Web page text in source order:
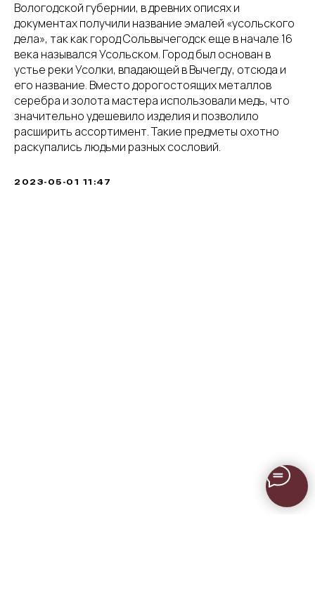
Вологодской губернии, в древних описях и
документах получили название эмалей «усольского
дела», так как город Сольвычегодск еще в начале 16
века назывался Усольском. Город был основан в
устье реки Усолки, впадающей в Вычегду, отсюда и
его название. Вместо дорогостоящих металлов
серебра и золота мастера использовали медь, что
значительно удешевило изделия и позволило
расширить ассортимент. Такие предметы охотно
раскупались людьми разных сословий.
2023-05-01 11:47